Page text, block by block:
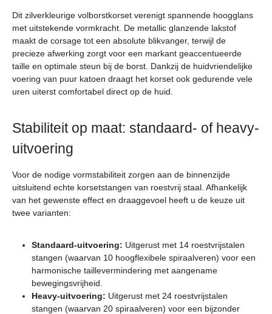
Dit zilverkleurige volborstkorset verenigt spannende hoogglans
met uitstekende vormkracht. De metallic glanzende lakstof
maakt de corsage tot een absolute blikvanger, terwijl de
precieze afwerking zorgt voor een markant geaccentueerde
taille en optimale steun bij de borst. Dankzij de huidvriendelijke
voering van puur katoen draagt het korset ook gedurende vele
uren uiterst comfortabel direct op de huid.
Stabiliteit op maat: standaard- of heavy-
uitvoering
Voor de nodige vormstabiliteit zorgen aan de binnenzijde
uitsluitend echte korsetstangen van roestvrij staal. Afhankelijk
van het gewenste effect en draaggevoel heeft u de keuze uit
twee varianten:
Standaard-uitvoering: Uitgerust met 14 roestvrijstalen
stangen (waarvan 10 hoogflexibele spiraalveren) voor een
harmonische taillevermindering met aangename
bewegingsvrijheid.
Heavy-uitvoering: Uitgerust met 24 roestvrijstalen
stangen (waarvan 20 spiraalveren) voor een bijzonder